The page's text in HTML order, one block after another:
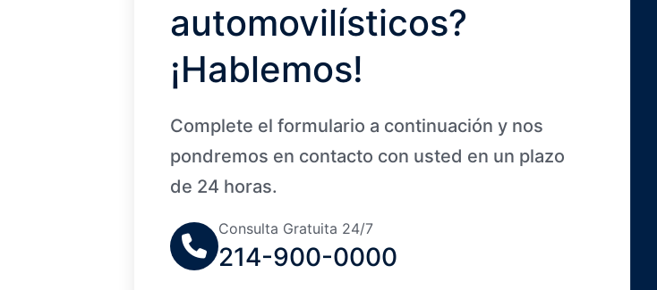
automovilísticos?
¡Hablemos!
Complete el formulario a continuación y nos
pondremos en contacto con usted en un plazo
de 24 horas.
Consulta Gratuita 24/7
214-900-0000